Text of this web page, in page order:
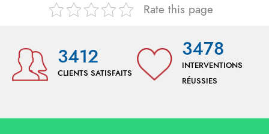
Rate this page
3412
CLIENTS SATISFAITS
3478
INTERVENTIONS
RÉUSSIES